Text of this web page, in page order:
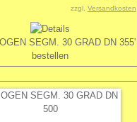
zzgl. Versandkosten